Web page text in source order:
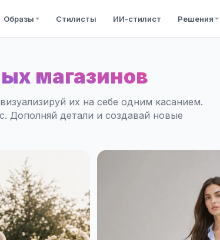
Образы Стилисты ИИ-стилист Решения
магазинов
их на себе одним касанием.
Дополняй детали и создавай новые